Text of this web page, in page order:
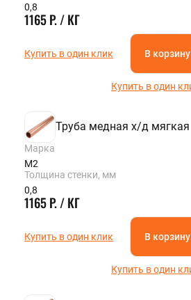
0,8
1165 Р. / КГ
Купить в один клик В корзину
Купить в один
Труба медная х/д мягкая
Марка
М2
Толщина стенки, мм
0,8
1165 Р. / КГ
Купить в один клик В корзину
Купить в один